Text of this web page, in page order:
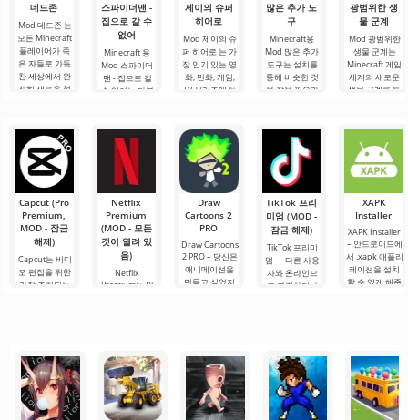
데드존
Mod 데드존 는
모든 Minecraft
플레이어가 죽
은 자들로 가득
찬 세상에서 완
전히 새로운 형
하는 실제 테스
트입니다. 이 애
드온이 제공하
는
스파이더맨 -
집으로 갈 수
없어
Minecraft 용
Mod 스파이더
맨 - 집으로 갈
수 없어는 마블
계로 가져올 것
입니다. 애드온
은 동명의 영화
전용이므로 이
영화에만 영웅
과
제이의 슈퍼
히어로
Mod 제이의 슈
퍼 히어로 는 가
장 인기 있는 영
화, 만화, 게임,
TV 시리즈에 등
어로들의 실제
선집입니다.
Spider-Man,
많은 추가 도
구
Minecraft용
Mod 많은 추가
도구는 설치를
통해 비슷한 것
을 찾을 필요가
니다. 여기에는
다음이 포함됩
니다. 40가지 이
상의 갑옷 유형;
광범위한 생
물 군계
Mod 광범위한
생물 군계는
Minecraft 게임
세계의 새로운
생물 군계를 통
싶은 사람들을
위한 추가 기능
입니다. 애드온
은 새로운 유형
의
Capcut (Pro
Premium,
MOD - 잠금
해제)
Capcut는 비디
오 편집을 위한
가장 추천되는
장합니다. 많은
사용자에게 무
료 버전은 모든
편집 요구를
Netflix
Premium
(MOD - 모든
것이 열려 있
음)
Netflix
Premium는 안
있는 서비스 중
하나입니다. 이
곳에는 최신 미
디어 제품뿐만
아니라
Draw
Cartoons 2
PRO
Draw Cartoons
2 PRO – 당신은
애니메이션을
만들고 싶었지
에 달려 있습니
다. 복잡한
TikTok 프리
미엄 (MOD -
잠금 해제)
TikTok 프리미
엄 — 다른 사용
자와 온라인으
로 연결하거나
루를 시작하거
나 힘든 하루를.
XAPK
Installer
XAPK Installer
– 안드로이드에
서 .xapk 애플리
케이션을 설치
할 수 있게 해줍
시작할 수